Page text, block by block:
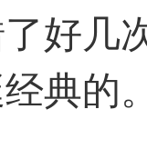
好几
典的